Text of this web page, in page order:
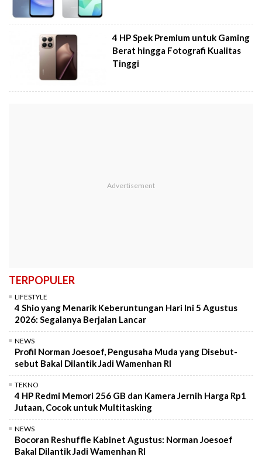
4 HP Spek Premium untuk Gaming
Berat hingga Fotografi Kualitas
Tinggi
TERPOPULER
LIFESTYLE
4 Shio yang Menarik Keberuntungan Hari Ini 5 Agustus
2026: Segalanya Berjalan Lancar
NEWS
Profil Norman Joesoef, Pengusaha Muda yang Disebut-
sebut Bakal Dilantik Jadi Wamenhan RI
TEKNO
4 HP Redmi Memori 256 GB dan Kamera Jernih Harga Rp1
Jutaan, Cocok untuk Multitasking
NEWS
Bocoran Reshuffle Kabinet Agustus: Norman Joesoef
Bakal Dilantik Jadi Wamenhan RI